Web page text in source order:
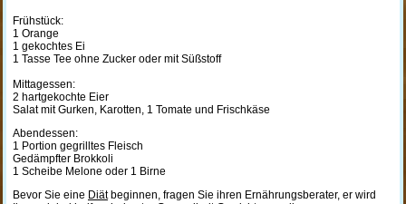
Frühstück:
1 Orange
1 gekochtes Ei
1 Tasse Tee ohne Zucker oder mit Süßstoff
Mittagessen:
2 hartgekochte Eier
Salat mit Gurken, Karotten, 1 Tomate und Frischkäse
Abendessen:
1 Portion gegrilltes Fleisch
Gedämpfter Brokkoli
1 Scheibe Melone oder 1 Birne
Bevor Sie eine Diätbeginnen, fragen Sie ihren Ernährungsberater, er wird